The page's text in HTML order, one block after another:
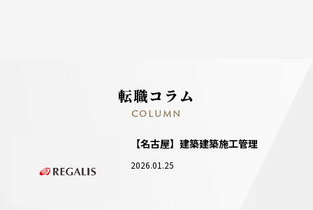
転職コラム
COLUMN
【名古屋】建築建築施工管理
2026.01.25